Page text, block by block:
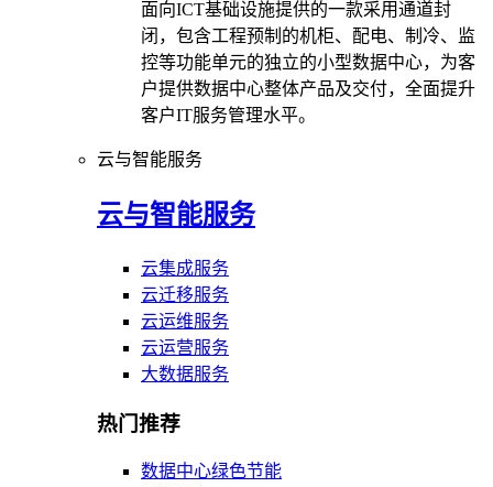
面向ICT基础设施提供的一款采用通道封
闭，包含工程预制的机柜、配电、制冷、监
控等功能单元的独立的小型数据中心，为客
户提供数据中心整体产品及交付，全面提升
客户IT服务管理水平。
云与智能服务
云与智能服务
云集成服务
云迁移服务
云运维服务
云运营服务
大数据服务
热门推荐
数据中心绿色节能